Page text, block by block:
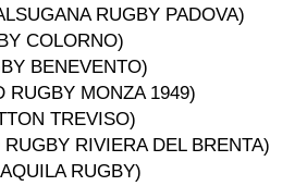
RUGBY PADOVA)
COLORNO)
BENEVENTO)
RUGBY MONZA 1949)
TREVISO)
RIVIERA DEL BRENTA)
RUGBY)